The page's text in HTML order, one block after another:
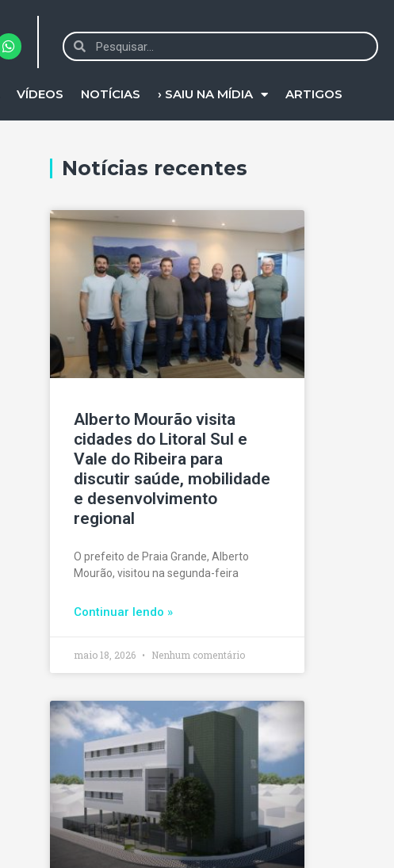
VÍDEOS NOTÍCIAS › SAIU NA MÍDIA ARTIGOS
Notícias recentes
Alberto Mourão visita
cidades do Litoral Sul e
Vale do Ribeira para
discutir saúde, mobilidade
e desenvolvimento
regional
O prefeito de Praia Grande, Alberto
Mourão, visitou na segunda-feira
Continuar lendo »
maio 18, 2026 Nenhum comentário